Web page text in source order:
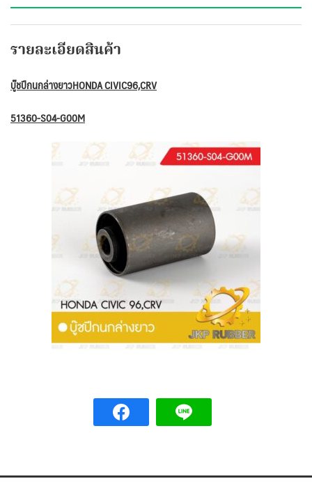
รายละเอียดสินค้า
บู๊ชปีกนกล่างยาวHONDA CIVIC96,CRV
51360-S04-G00M